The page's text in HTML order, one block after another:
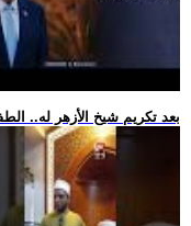
.. بعد تكريم شيخ الأزهر له..